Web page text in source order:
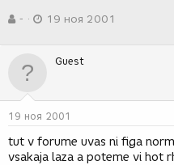
в
р
м
-
а
д
н
и
19 ноя 2001
Guest
19 ноя 2001
tut v forume uvas ni figa
vsakaja laza a poteme vi hot